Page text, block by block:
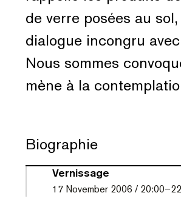
de verre posées au
dialogue incongru
Nous sommes
mène à la
Biographie
Vernissage
17 November 2006 / 20:00–